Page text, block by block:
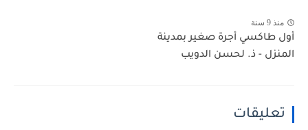
منذ 9 سنة
أول طاكسي أجرة صغير بمدينة
المنزل - ذ. لحسن الدويب
تعليقات